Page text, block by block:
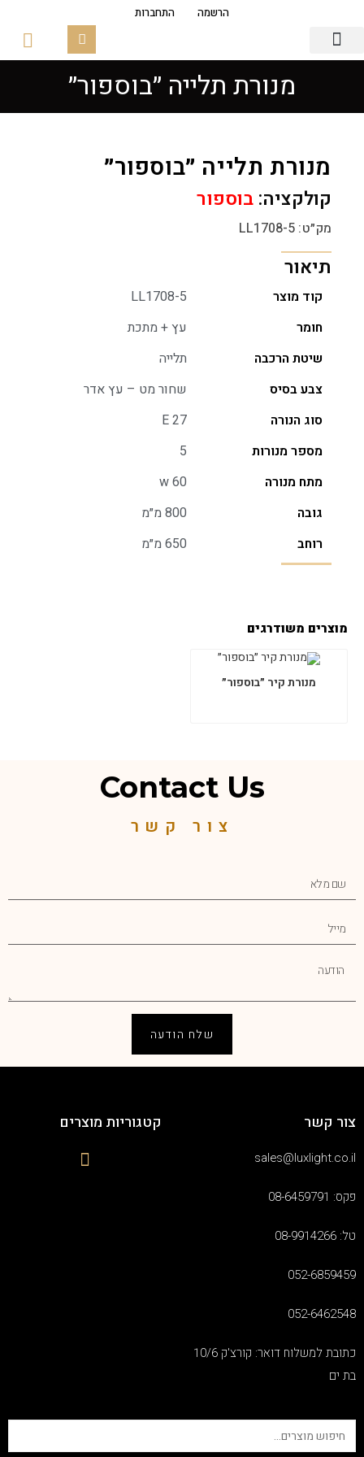
הרשמה התחברות
מנורת תלייה ״בוספור״
מנורת תלייה ״בוספור״
קולקציה: בוספור
מק״ט: LL1708-5
תיאור
קוד מוצר
LL1708-5
חומר
עץ + מתכת
שיטת הרכבה
תלייה
צבע בסיס
שחור מט – עץ אדר
סוג הנורה
E 27
מספר מנורות
5
מתח מנורה
w 60
גובה
800 מ״מ
רוחב
650 מ״מ
מוצרים משודרגים
מנורת קיר ״בוספור״
Contact Us
צור קשר
שלח הודעה
צור קשר
sales@luxlight.co.il
פקס: 08-6459791
טל: 08-9914266
052-6859459
052-6462548
כתובת למשלוח דואר: קורצ'ק 10/6
בת ים
קטגוריות מוצרים